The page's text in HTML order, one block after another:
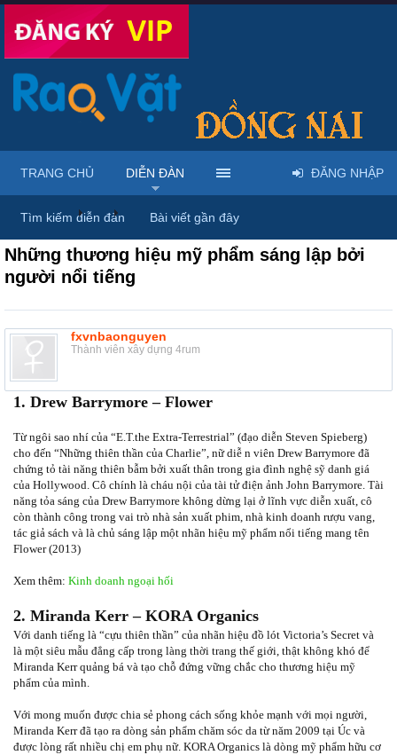
Diễn đàn ... Rao vặt tổng hợp - Uy tín - Miễn phí
Những thương hiệu mỹ phẩm sáng lập bởi
người nổi tiếng
fxvnbaonguyen
Thành viên xây dựng 4rum
1. Drew Barrymore – Flower
Từ ngôi sao nhí của “E.T.the Extra-Terrestrial” (đạo diễn Steven Spieberg)
cho đến “Những thiên thần của Charlie”, nữ diễ n viên Drew Barrymore đã
chứng tỏ tài năng thiên bẫm bởi xuất thân trong gia đình nghệ sỹ danh giá
của Hollywood. Cô chính là cháu nội của tài tử điện ảnh John Barrymore. Tài
năng tỏa sáng của Drew Barrymore không dừng lại ở lĩnh vực diễn xuất, cô
còn thành công trong vai trò nhà sản xuất phim, nhà kinh doanh rượu vang,
tác giả sách và là chủ sáng lập một nhãn hiệu mỹ phẩm nổi tiếng mang tên
Flower (2013)
Xem thêm: Kinh doanh ngoại hối
2. Miranda Kerr – KORA Organics
Với danh tiếng là “cựu thiên thần” của nhãn hiệu đồ lót Victoria’s Secret và
là một siêu mẫu đẳng cấp trong làng thời trang thế giới, thật không khó để
Miranda Kerr quảng bá và tạo chỗ đứng vững chắc cho thương hiệu mỹ
phẩm của mình.
Với mong muốn được chia sẻ phong cách sống khỏe mạnh với mọi người,
Miranda Kerr đã tạo ra dòng sản phẩm chăm sóc da từ năm 2009 tại Úc và
được lòng rất nhiều chị em phụ nữ. KORA Organics là dòng mỹ phẩm hữu cơ
TRANG CHỦ DIỄN ĐÀN
Tìm kiếm diễn đàn Bài viết gần đây
ĐĂNG NHẬP